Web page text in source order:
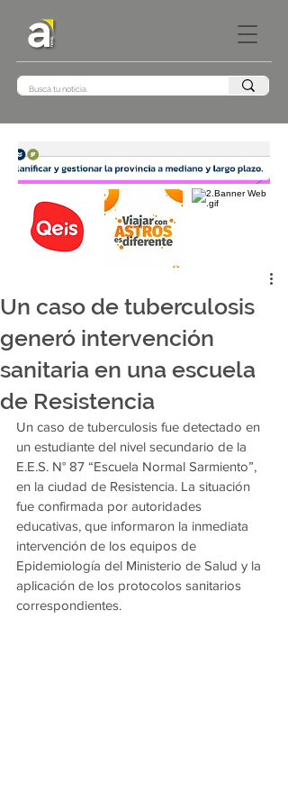
Un caso de tuberculosis
generó intervención
sanitaria en una escuela
de Resistencia
Un caso de tuberculosis fue detectado en
un estudiante del nivel secundario de la
E.E.S. N° 87 “Escuela Normal Sarmiento”,
en la ciudad de Resistencia. La situación
fue confirmada por autoridades
educativas, que informaron la inmediata
intervención de los equipos de
Epidemiología del Ministerio de Salud y la
aplicación de los protocolos sanitarios
correspondientes.